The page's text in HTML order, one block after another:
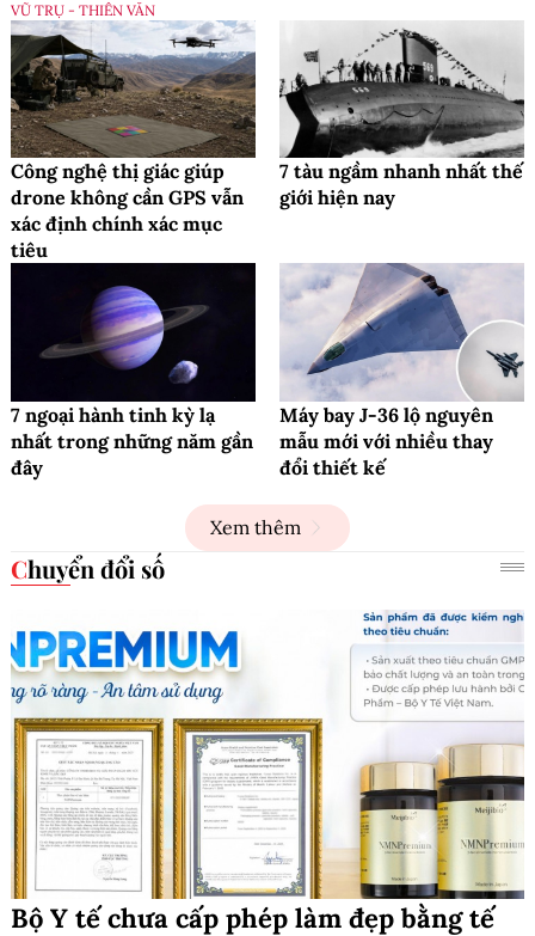
VŨ TRỤ - THIÊN VĂN
Công nghệ thị giác giúp
drone không cần GPS vẫn
xác định chính xác mục
tiêu
7 tàu ngầm nhanh nhất thế
giới hiện nay
7 ngoại hành tinh kỳ lạ
nhất trong những năm gần
đây
Máy bay J-36 lộ nguyên
mẫu mới với nhiều thay
đổi thiết kế
Xem thêm
Chuyển đổi số
Bộ Y tế chưa cấp phép làm đẹp bằng tế